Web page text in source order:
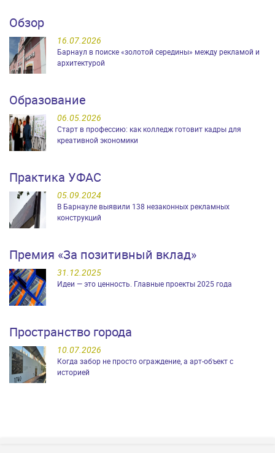
Обзор
16.07.2026
Барнаул в поиске «золотой середины» между рекламой и
архитектурой
Образование
06.05.2026
Старт в профессию: как колледж готовит кадры для
креативной экономики
Практика УФАС
05.09.2024
В Барнауле выявили 138 незаконных рекламных
конструкций
Премия «За позитивный вклад»
31.12.2025
Идеи — это ценность. Главные проекты 2025 года
Пространство города
10.07.2026
Когда забор не просто ограждение, а арт-объект с
историей